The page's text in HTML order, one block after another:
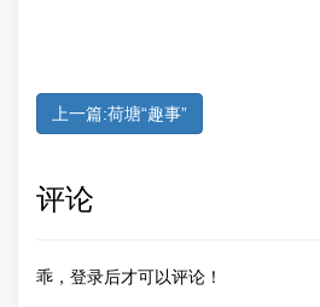
上一篇:荷塘“趣事”
评论
乖，登录后才可以评论！